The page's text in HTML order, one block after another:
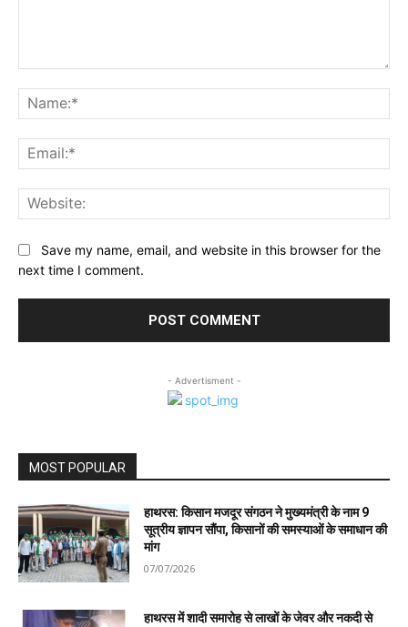
Save my name, email, and website in this browser for the
next time I comment.
- Advertisment -
MOST POPULAR
हाथरस: किसान मजदूर संगठन ने मुख्यमंत्री के नाम 9
सूत्रीय ज्ञापन सौंपा, किसानों की समस्याओं के समाधान की
मांग
07/07/2026
हाथरस में शादी समारोह से लाखों के जेवर और नकदी से